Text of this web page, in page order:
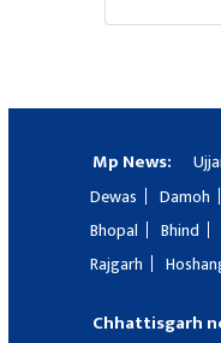
Mp News:
Dewas
Damoh
Bhopal
Bhind
Rajgarh
Chhattisgarh